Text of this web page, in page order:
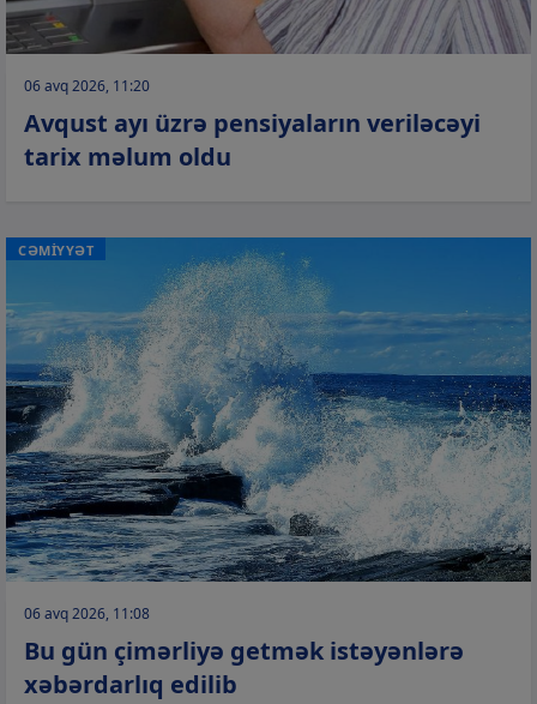
06 avq 2026, 11:20
Avqust ayı üzrə pensiyaların veriləcəyi
tarix məlum oldu
CƏMİYYƏT
06 avq 2026, 11:08
Bu gün çimərliyə getmək istəyənlərə
xəbərdarlıq edilib